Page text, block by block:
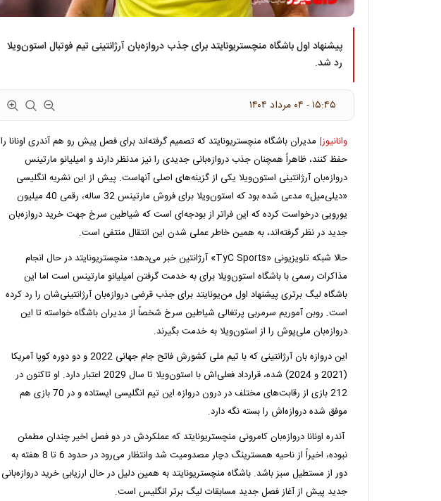
پیشنهاد اول باشگاه منچستریونایتد برای جذب دروازه‌بان آرژانتینی تیم فوتبال استون‌ویلا
رد شد.
۱۵:۴۵ - ۰۴ مرداد ۱۴۰۴
وانانیوز| مدیران باشگاه منچستریونایتد که تصمیم گرفته‌اند برای فصل پیش‌ رو هم آندری اونانا را
حفظ کنند، ظاهراً همچنان جذب دروازه‌بانی جدیدی را نیز مدنظر دارند و امیلیانو مارتینس
دروازه‌بان آرژانتینی استون‌ویلا یکی از گزینه‌های اصلی آنهاست. پیش از این نشریه انگلیسی
«دیلی‌میل» مدعی شده بود که استون‌ویلا برای فروش مارتینس 32 ساله، رقمی 40 میلیون
یورویی درخواست کرده که این فراتر از بودجه‌ای است که شیاطین سرخ جهت خرید دروازه‌بان
جدید در نظر گرفته‌اند، به همین خاطر عملی شدن این انتقال منتفی است.
حالا شبکه تلویزیونی «TyC Sports» آرژانتین خبر می‌دهد؛ منچستریونایتد در حال انجام
مذاکرات رسمی با باشگاه استون‌ویلا برای به خدمت گرفتن امیلیانو مارتینس است اما این
باشگاه لیگ برتری پیشنهاد اول من‌یونایتد برای جذب قرضی دروازه‌بان آرژانتینی‌شان را رد کرده
است. روبن آموریم سرمربی پرتغالی شیاطین سرخ شخصاً از مدیران باشگاه خواسته تا این
دروازه‌بان ملی‌پوش را از استون‌ویلا به خدمت بگیرند.
این دروازه بان آرژانتینی که با تیم ملی کشورش فاتح جام جهانی 2022 و دو دوره کوپا آمریکا
(2021 و 2024) شده، قرارداد فعلی‌اش با استون‌ویلا تا سال 2029 اعتبار دارد. او تاکنون در
212 بازی از رقابت‌های مختلف در درون دروازه این تیم انگلیسی ایستاده و در 70 بازی هم
موفق شده دروازه‌اش را بسته نگه دارد.
آندره اونانا دروازه‌بان کامرونی منچستریونایتد که عملکردش در دو فصل اخیر ‌چندان مطمئن
نبوده، اخیراً از ناحیه همسترینگ دچار مصدومیت شد وانتظار می‌رود در حدود 6 تا 8 هفته به
دور از مستطیل سبز باشد. باشگاه منچستریونایتد به همین دلیل در حال ارزیابی خرید دروازه‌بانی
جدید پیش از آغاز فصل جدید مسابقات لیگ برتر انگلیس است.